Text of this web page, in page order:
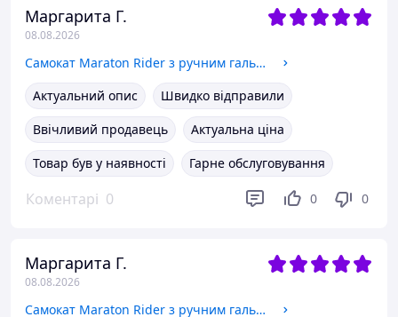
Маргарита Г.
08.08.2026
Самокат Maraton Rider з ручним гальмом + світяться колеса рожевий
Актуальний опис
Швидко відправили
Ввічливий продавець
Актуальна ціна
Товар був у наявності
Гарне обслуговування
Коментарі 0 0 0
Маргарита Г.
08.08.2026
Самокат Maraton Rider з ручним гальмом + світяться колеса жовтий